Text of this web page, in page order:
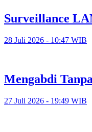
Surveillance
28 Juli 2026 - 10:47 WIB
Mengabdi
27 Juli 2026 - 19:49 WIB